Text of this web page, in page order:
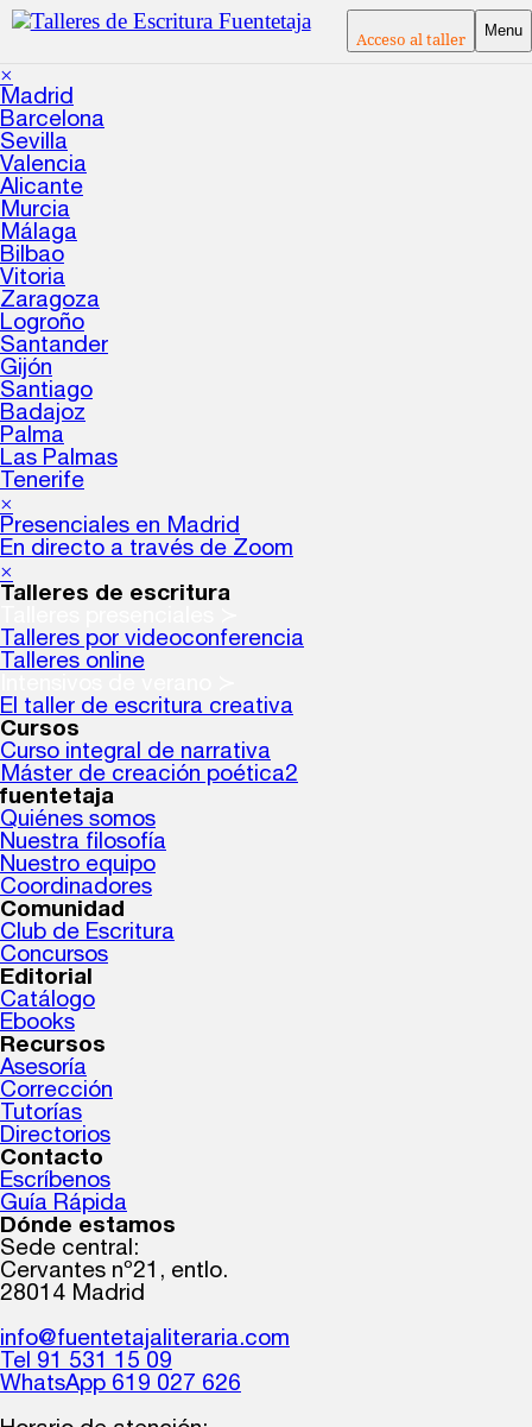
Acceso al taller Menu
×
Madrid
Barcelona
Sevilla
Valencia
Alicante
Murcia
Málaga
Bilbao
Vitoria
Zaragoza
Logroño
Santander
Gijón
Santiago
Badajoz
Palma
Las Palmas
Tenerife
×
Presenciales en Madrid
En directo a través de Zoom
×
Talleres de escritura
Talleres por videoconferencia
Talleres online
El taller de escritura creativa
Cursos
Curso integral de narrativa
Máster de creación poética2
fuentetaja
Quiénes somos
Nuestra filosofía
Nuestro equipo
Coordinadores
Comunidad
Club de Escritura
Concursos
Editorial
Catálogo
Ebooks
Recursos
Asesoría
Corrección
Tutorías
Directorios
Contacto
Escríbenos
Guía Rápida
Dónde estamos
Sede central:
Cervantes nº21, entlo.
28014 Madrid
info@fuentetajaliteraria.com
Tel 91 531 15 09
WhatsApp 619 027 626